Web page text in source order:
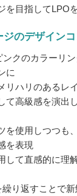
を目指してLPO
のデザイン
ンクのカラーリ
に
リハリのあるレ
て高級感を演出
を使用しつつも
を表現
して直感的に理
り返すことで